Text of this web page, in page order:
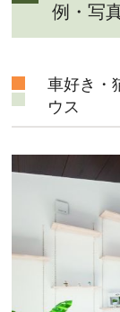
例・写
車好き・
ウス